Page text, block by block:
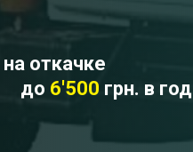
откачке
до 6'500 грн. в год